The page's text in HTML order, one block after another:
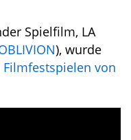
Spielfilm, LA
), wurde
Filmfestspielen von